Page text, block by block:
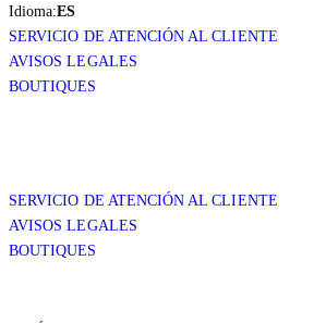
Idioma:ES
SERVICIO DE ATENCIÓN AL CLIENTE
AVISOS LEGALES
BOUTIQUES
SERVICIO DE ATENCIÓN AL CLIENTE
AVISOS LEGALES
BOUTIQUES